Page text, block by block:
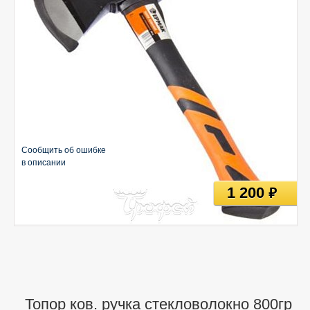
Топор ков. ручка стекловолокно 800гр
Сообщить об ошибке
в описании
1 200руб